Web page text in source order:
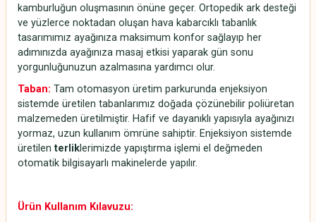
kamburluğun oluşmasının önüne geçer. Ortopedik ark desteği
ve yüzlerce noktadan oluşan hava kabarcıklı tabanlık
tasarımımız ayağınıza maksimum konfor sağlayıp her
adımınızda ayağınıza masaj etkisi yaparak gün sonu
yorgunluğunuzun azalmasına yardımcı olur.
Taban: Tam otomasyon üretim parkurunda enjeksiyon
sistemde üretilen tabanlarımız doğada çözünebilir poliüretan
malzemeden üretilmiştir. Hafif ve dayanıklı yapısıyla ayağınızı
yormaz, uzun kullanım ömrüne sahiptir. Enjeksiyon sistemde
üretilenterliklerimizde yapıştırma işlemi el değmeden
otomatik bilgisayarlı makinelerde yapılır.
Ürün Kullanım Kılavuzu: